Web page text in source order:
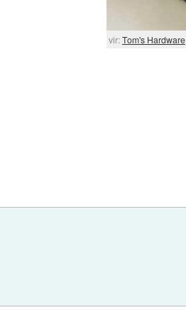
vir:Tom's Hardware